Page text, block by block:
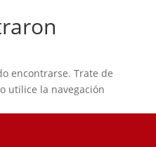
encontrarse. Trate de
utilice la navegación